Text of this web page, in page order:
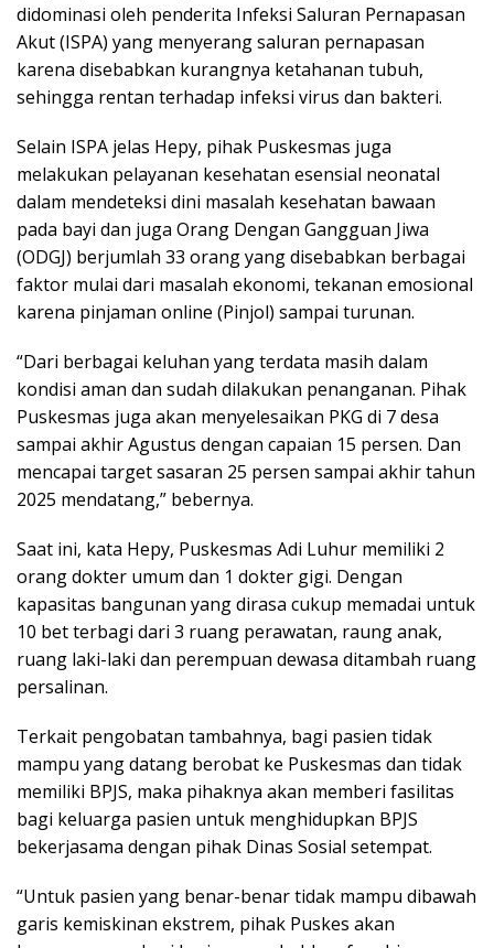
didominasi oleh penderita Infeksi Saluran Pernapasan
Akut (ISPA) yang menyerang saluran pernapasan
karena disebabkan kurangnya ketahanan tubuh,
sehingga rentan terhadap infeksi virus dan bakteri.
Selain ISPA jelas Hepy, pihak Puskesmas juga
melakukan pelayanan kesehatan esensial neonatal
dalam mendeteksi dini masalah kesehatan bawaan
pada bayi dan juga Orang Dengan Gangguan Jiwa
(ODGJ) berjumlah 33 orang yang disebabkan berbagai
faktor mulai dari masalah ekonomi, tekanan emosional
karena pinjaman online (Pinjol) sampai turunan.
“Dari berbagai keluhan yang terdata masih dalam
kondisi aman dan sudah dilakukan penanganan. Pihak
Puskesmas juga akan menyelesaikan PKG di 7 desa
sampai akhir Agustus dengan capaian 15 persen. Dan
mencapai target sasaran 25 persen sampai akhir tahun
2025 mendatang,” bebernya.
Saat ini, kata Hepy, Puskesmas Adi Luhur memiliki 2
orang dokter umum dan 1 dokter gigi. Dengan
kapasitas bangunan yang dirasa cukup memadai untuk
10 bet terbagi dari 3 ruang perawatan, raung anak,
ruang laki-laki dan perempuan dewasa ditambah ruang
persalinan.
Terkait pengobatan tambahnya, bagi pasien tidak
mampu yang datang berobat ke Puskesmas dan tidak
memiliki BPJS, maka pihaknya akan memberi fasilitas
bagi keluarga pasien untuk menghidupkan BPJS
bekerjasama dengan pihak Dinas Sosial setempat.
“Untuk pasien yang benar-benar tidak mampu dibawah
garis kemiskinan ekstrem, pihak Puskes akan